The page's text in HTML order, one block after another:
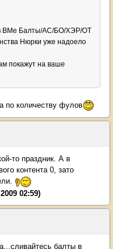
ВМе Балты/АС/БО/ХЭР/ОТ
Нюрки уже надоело
покажут на ваше
по количеству фулов
то праздник. А в
контента 0, зато
02:59)
балты в